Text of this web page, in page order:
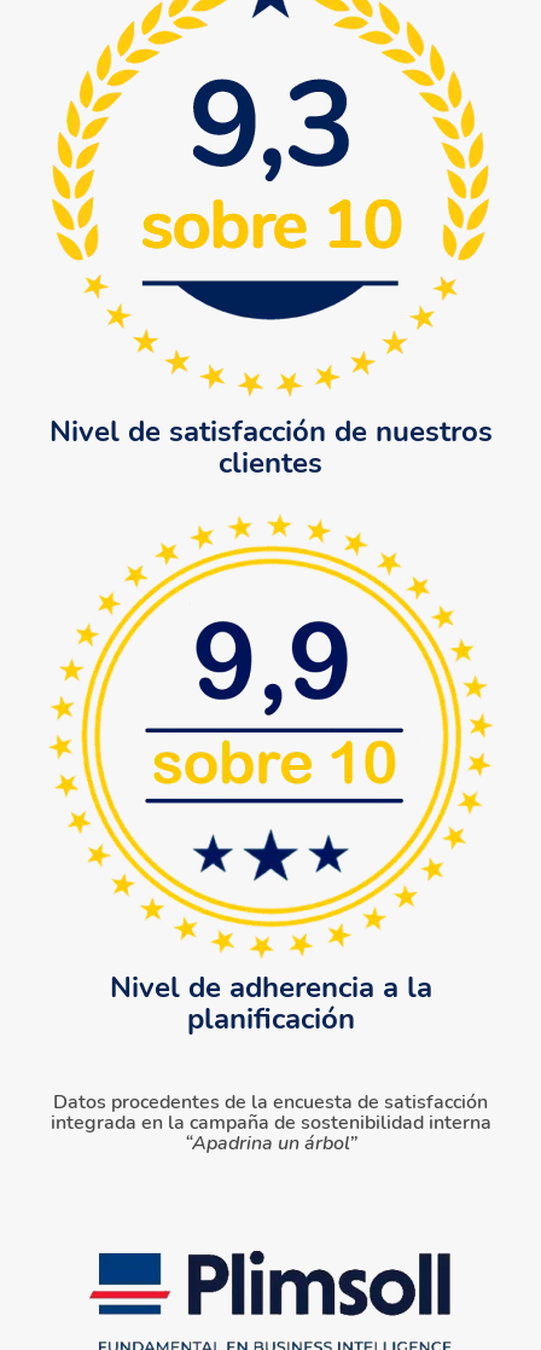
Nivel de satisfacción de nuestros
clientes
Nivel de adherencia a la
planificación
Datos procedentes de la encuesta de satisfacción
integrada en la campaña de sostenibilidad interna
“Apadrina un árbol”